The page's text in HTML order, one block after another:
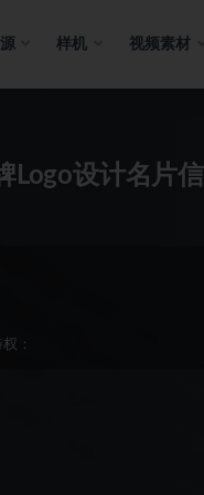
样机 视频素材
Logo设计名片
：